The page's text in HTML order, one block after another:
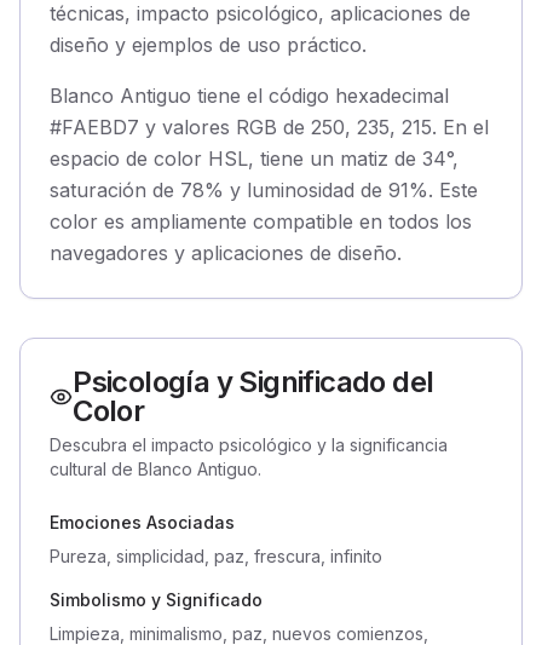
técnicas, impacto psicológico, aplicaciones de
diseño y ejemplos de uso práctico.
Blanco Antiguo tiene el código hexadecimal
#FAEBD7 y valores RGB de 250, 235, 215. En el
espacio de color HSL, tiene un matiz de 34°,
saturación de 78% y luminosidad de 91%. Este
color es ampliamente compatible en todos los
navegadores y aplicaciones de diseño.
Psicología y Significado del
Color
Descubra el impacto psicológico y la significancia
cultural de Blanco Antiguo.
Emociones Asociadas
Pureza, simplicidad, paz, frescura, infinito
Simbolismo y Significado
Limpieza, minimalismo, paz, nuevos comienzos,